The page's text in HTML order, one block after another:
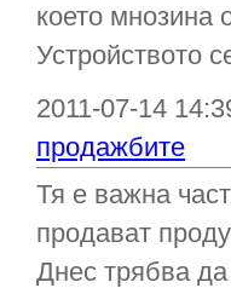
което мнозина
Устройството
2011-07-14
продажбите
Тя е важна
продават
Днес трябва